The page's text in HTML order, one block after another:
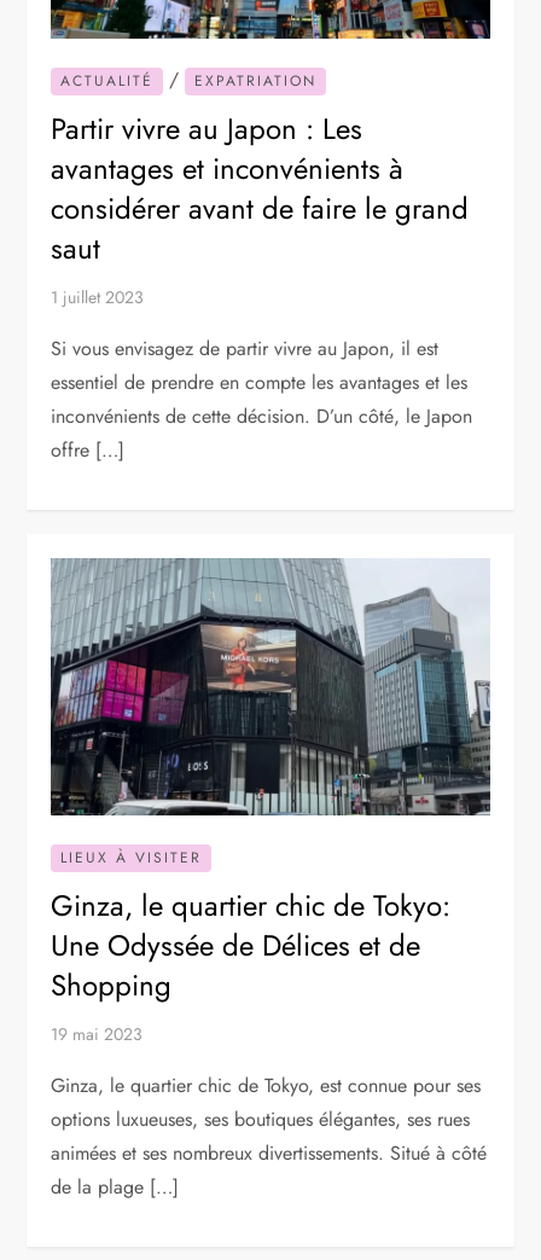
ACTUALITÉ / EXPATRIATION
Partir vivre au Japon : Les
avantages et inconvénients à
considérer avant de faire le grand
saut
1 juillet 2023
Si vous envisagez de partir vivre au Japon, il est
essentiel de prendre en compte les avantages et les
inconvénients de cette décision. D’un côté, le Japon
offre […]
LIEUX À VISITER
Ginza, le quartier chic de Tokyo:
Une Odyssée de Délices et de
Shopping
19 mai 2023
Ginza, le quartier chic de Tokyo, est connue pour ses
options luxueuses, ses boutiques élégantes, ses rues
animées et ses nombreux divertissements. Situé à côté
de la plage […]